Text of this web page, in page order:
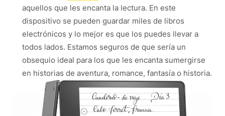
aquellos que les encanta la lectura. En este
dispositivo se pueden guardar miles de libros
electrónicos y lo mejor es que los puedes llevar a
todos lados. Estamos seguros de que sería un
obsequio ideal para los que les encanta sumergirse
en historias de aventura, romance, fantasía o historia.